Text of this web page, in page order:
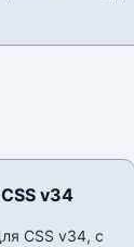
v34
CSS v34, с